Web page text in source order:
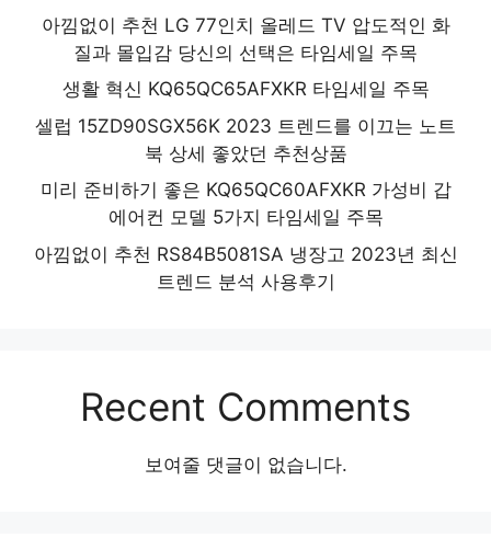
아낌없이 추천 LG 77인치 올레드 TV 압도적인 화
질과 몰입감 당신의 선택은 타임세일 주목
생활 혁신 KQ65QC65AFXKR 타임세일 주목
셀럽 15ZD90SGX56K 2023 트렌드를 이끄는 노트
북 상세 좋았던 추천상품
미리 준비하기 좋은 KQ65QC60AFXKR 가성비 갑
에어컨 모델 5가지 타임세일 주목
아낌없이 추천 RS84B5081SA 냉장고 2023년 최신
트렌드 분석 사용후기
Recent Comments
보여줄 댓글이 없습니다.